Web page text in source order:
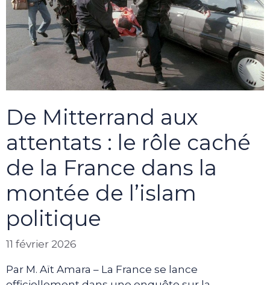
De Mitterrand aux
attentats : le rôle caché
de la France dans la
montée de l’islam
politique
11 février 2026
Par M. Aït Amara – La France se lance